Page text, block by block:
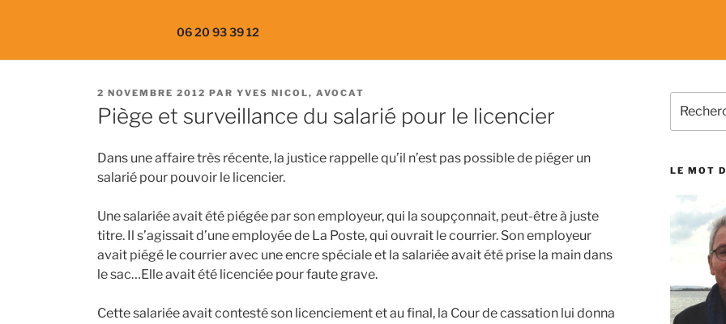
06 20 93 39 12
PUBLIÉ
LE
2 NOVEMBRE 2012 PAR YVES NICOL, AVOCAT
Piège et surveillance du salarié pour le licencier
Dans une affaire très récente, la justice rappelle qu’il n’est pas possible de piéger un
salarié pour pouvoir le licencier.
Une salariée avait été piégée par son employeur, qui la soupçonnait, peut-être à juste
titre. Il s’agissait d’une employée de La Poste, qui ouvrait le courrier. Son employeur
avait piégé le courrier avec une encre spéciale et la salariée avait été prise la main dans
le sac…Elle avait été licenciée pour faute grave.
Cette salariée avait contesté son licenciement et au final, la Cour de cassation lui donna
pour
LE MOT